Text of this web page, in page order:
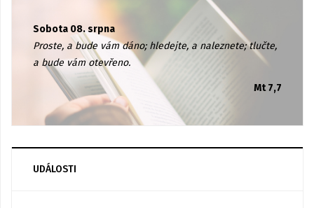
Sobota 08. srpna
Proste, a bude vám dáno; hledejte, a naleznete; tlučte,
a bude vám otevřeno.
Mt 7,7
UDÁLOSTI